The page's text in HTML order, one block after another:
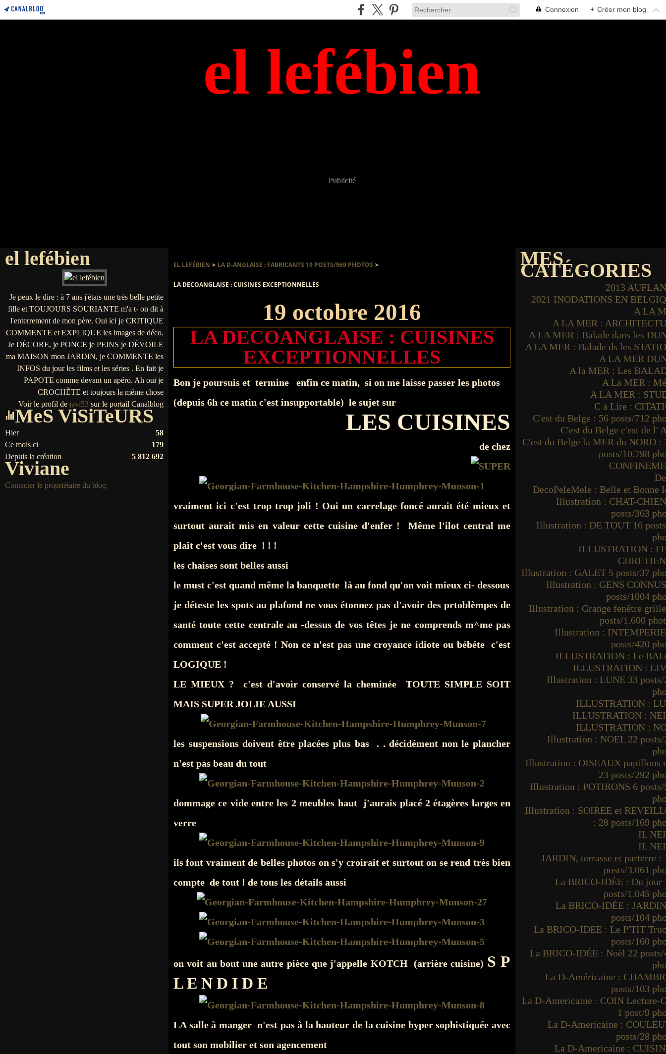
Connexion + Créer mon blog
el lefébien
Publicité
el lefébien
Je peux le dire : à 7 ans j'étais une très belle petite
fille et TOUJOURS SOURIANTE m'a t- on dit à
l'enterrement de mon père. Oui ici je CRITIQUE
COMMENTE et EXPLIQUE les images de déco.
Je DÉCORE, je PONCE je PEINS je DÉVOILE
ma MAISON mon JARDIN, je COMMENTE les
INFOS du jour les films et les séries . En fait je
PAPOTE comme devant un apéro. Ah oui je
CROCHÈTE et toujours la même chose
Voir le profil de javi53 sur le portail Canalblog
MeS ViSiTeURS
Hier
58
Ce mois ci
179
Depuis la création
5 812 692
Viviane
Contacter le propriétaire du blog
EL LEFÉBIEN > LA D-ANGLAISE : FABRICANTS 19 POSTS/969 PHOTOS >
LA DECOANGLAISE : CUISINES EXCEPTIONNELLES
19 octobre 2016
LA DECOANGLAISE : CUISINES
EXCEPTIONNELLES
Bon je poursuis et termine enfin ce matin, si on me laisse passer les photos
(depuis 6h ce matin c'est insupportable) le sujet sur
LES CUISINES
de chez
vraiment ici c'est trop trop joli ! Oui un carrelage foncé aurait été mieux et
surtout aurait mis en valeur cette cuisine d'enfer ! Même l'ilot central me
plaît c'est vous dire ! ! !
les chaises sont belles aussi
le must c'est quand même la banquette là au fond qu'on voit mieux ci- dessous
je déteste les spots au plafond ne vous étonnez pas d'avoir des prtoblèmpes de
santé toute cette centrale au -dessus de vos têtes je ne comprends m^me pas
comment c'est accepté ! Non ce n'est pas une croyance idiote ou bébéte c'est
LOGIQUE !
LE MIEUX ? c'est d'avoir conservé la cheminée TOUTE SIMPLE SOIT
MAIS SUPER JOLIE AUSSI
les suspensions doivent être placées plus bas . . décidément non le plancher
n'est pas beau du tout
dommage ce vide entre les 2 meubles haut j'aurais placé 2 étagères larges en
verre
ils font vraiment de belles photos on s'y croirait et surtout on se rend très bien
compte de tout ! de tous les détails aussi
on voit au bout une autre pièce que j'appelle KOTCH (arrière cuisine) S P
L E N D I D E
LA salle à manger n'est pas à la hauteur de la cuisine hyper sophistiquée avec
tout son mobilier et son agencement
MES
CATÉGORIES
2013
2021 INODATIONS EN
A LA
A LA MER :
A LA MER : Balade dans les
A LA MER : Balade ds les
A LA MER
A la MER : Les
A La MER :
A LA MER :
C à Lire :
C'est du Belge : 56 posts/712
C'est du Belge c'est de l'
C'est du Belge la MER du NORD :
posts/10.798
DecoPeleMele : Belle et Bonne
Illustration : CHAT-
posts/363
Illustration : DE TOUT 16
ILLUSTRATION :
Illustration : GALET 5 posts/37
Illustration : GENS
posts/1004
Illustration : Grange fenêtre
posts/1.600
Illustration :
posts/420
ILLUSTRATION : Le
ILLUSTRATION :
Illustration : LUNE 33 posts/
ILLUSTRATION :
ILLUSTRATION :
ILLUSTRATION :
Illustration : NOEL 22 posts/
Illustration : OISEAUX papillons
23 posts/292
Illustration : POTIRONS 6 posts/
Illustration : SOIREE et
: 28 posts/169
IL
IL
JARDIN, terrasse et parterre :
posts/3.061
La BRICO-IDÉE : Du jour
posts/1.045
La BRICO-IDÉE :
posts/104
La BRICO-IDEE : Le P'TIT
posts/160
La BRICO-IDÉE : Noël 22 posts/
La D-Américaine :
posts/103
La D-Americaine : COIN Lecture-
1 post/9
La D-Americaine :
posts/28
La D-Americaine :